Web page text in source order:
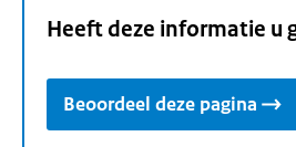
Heeft deze informatie u
Beoordeel deze pagina